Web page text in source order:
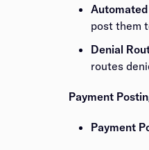
Automated ERA Posting​​​​‌
post them to the billing system with
Denial Routing​​​​‌
routes denied claims to the appropriate
Payment Posting vs. Collections​​​​‌
Payment Posting​​​​‌